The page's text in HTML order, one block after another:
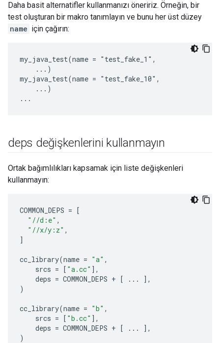
Daha basit alternatifler kullanmanızı öneririz. Örneğin, bir
test oluşturan bir makro tanımlayın ve bunu her üst düzey
name için çağırın:
my_java_test(name = "test_fake_1",
    ...)
my_java_test(name = "test_fake_10",
    ...)
deps değişkenlerini kullanmayın
Ortak bağımlılıkları kapsamak için liste değişkenleri
kullanmayın:
COMMON_DEPS = [
"//d:e" ,
"//x/y:z" ,
]
cc_library(name = "a" ,
srcs = [ "a.cc" ],
deps = COMMON_DEPS + [ ...
],
)
cc_library(name = "b" ,
srcs = [ "b.cc" ],
deps = COMMON_DEPS + [ ...
],
)